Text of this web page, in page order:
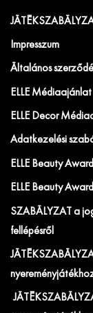
Impresszum
Általános
ELLE
ELLE Decor
Adatkezelési
ELLE Beauty
ELLE Beauty
SZABÁLYZAT a
fellépésről